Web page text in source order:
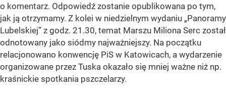
o komentarz. Odpowiedź zostanie opublikowana po tym,
jak ją otrzymamy. Z kolei w niedzielnym wydaniu „Panoramy
Lubelskiej” z godz. 21.30, temat Marszu Miliona Serc został
odnotowany jako siódmy najważniejszy. Na początku
relacjonowano konwencję PiS w Katowicach, a wydarzenie
organizowane przez Tuska okazało się mniej ważne niż np.
kraśnickie spotkania pszczelarzy.